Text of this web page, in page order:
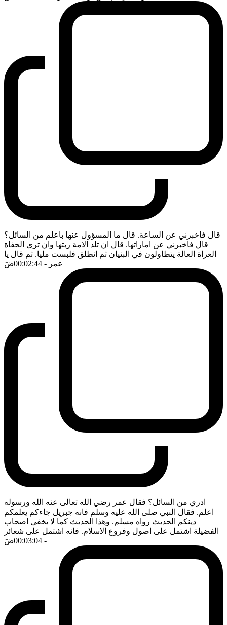
قال فاخبرني عن الساعة. قال ما المسؤول عنها باعلم من السائل؟
قال فاخبرني عن اماراتها. قال ان تلد الامة ربتها وان ترى الحفاة
العراة العالة يتطاولون في البنيان ثم انطلق فلبست مليا. ثم قال يا
عمر - 00:02:44 ضَ
ادري من السائل؟ فقال عمر رضي الله تعالى عنه الله ورسوله
اعلم. فقال النبي صلى الله عليه وسلم فانه جبريل جاءكم يعلمكم
دينكم الحديث رواه مسلم. وهذا الحديث كما لا يخفى اصحاب
الفضيلة اشتمل على اصول وفروع الاسلام. فانه اشتمل على شعائر
- 00:03:04
ضَ